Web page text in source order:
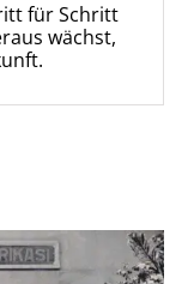
für Schritt
wächst,